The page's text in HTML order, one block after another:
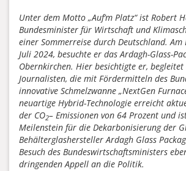
Unter dem Motto „Auf‘m Platz“ ist Robert
Bundesminister für Wirtschaft und
einer Sommerreise durch Deutschland. Am
Juli 2024, besuchte er das Ardagh-Glass-
Obernkirchen. Hier besichtigte er,
Journalisten, die mit Fördermitteln des
innovative Schmelzwanne „NextGen
neuartige Hybrid-Technologie erreicht
der CO2– Emissionen von 64 Prozent und
Meilenstein für die Dekarbonisierung der
Behälterglashersteller Ardagh Glass
Besuch des Bundeswirtschaftsministers
dringenden Appell an die Politik.